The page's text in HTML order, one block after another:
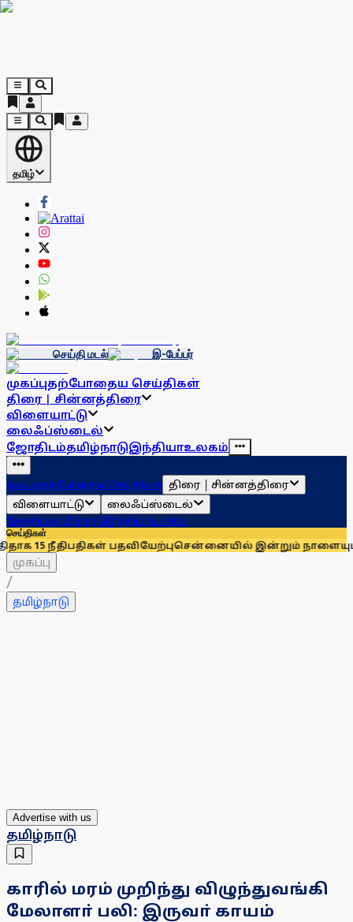
தமிழ்
செய்தி மடல் இ-பேப்பர்
முகப்புதற்போதைய செய்திகள்
திரை | சின்னத்திரை
விளையாட்டு
லைஃப்ஸ்டைல்
ஜோதிடம்தமிழ்நாடுஇந்தியாஉலகம்
முகப்புதற்போதைய செய்திகள் திரை | சின்னத்திரை
விளையாட்டு
லைஃப்ஸ்டைல்
ஜோதிடம்தமிழ்நாடுஇந்தியாஉலகம்
செய்திகள்
பதவியேற்புசென்னையில் இன்றும் நாளையும் மழைக்கு
முகப்பு
/
தமிழ்நாடு
Advertise with us
தமிழ்நாடு
காரில் மரம் முறிந்து விழுந்துவங்கி
மேலாளா் பலி: இருவா் காயம்